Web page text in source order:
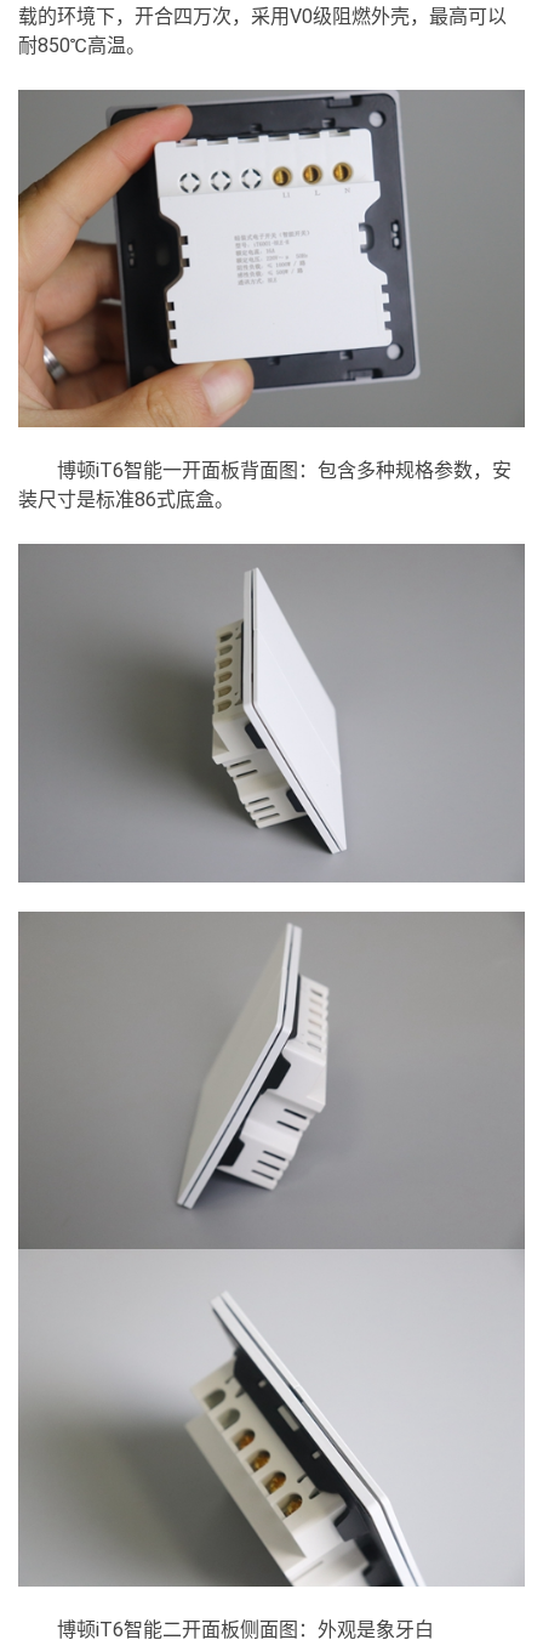
载的环境下，开合四万次，采用V0级阻燃外壳，最高可以
耐850℃高温。
博顿iT6智能一开面板背面图：包含多种规格参数，安
装尺寸是标准86式底盒。
博顿iT6智能二开面板侧面图：外观是象牙白